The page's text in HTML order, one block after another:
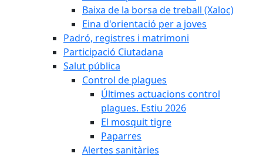
Baixa de la borsa de treball (Xaloc)
Eina d'orientació per a joves
Padró, registres i matrimoni
Participació Ciutadana
Salut pública
Control de plagues
Últimes actuacions control
plagues. Estiu 2026
El mosquit tigre
Paparres
Alertes sanitàries